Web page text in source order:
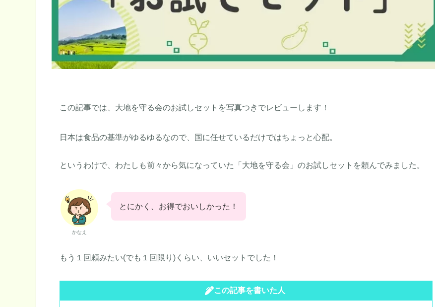
この記事では、大地を守る会のお試しセットを写真つきでレビューします！
日本は食品の基準がゆるゆるなので、国に任せているだけではちょっと心配。
というわけで、わたしも前々から気になっていた「大地を守る会」のお試しセットを頼んでみました。
かなえ
とにかく、お得でおいしかった！
もう１回頼みたい(でも１回限り)くらい、いいセットでした！
この記事を書いた人